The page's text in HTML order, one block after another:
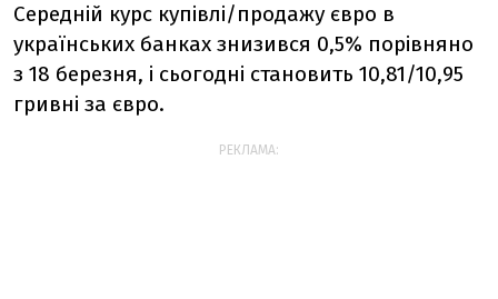
Середній курс купівлі/продажу євро в
українських банках знизився 0,5% порівняно
з 18 березня, і сьогодні становить 10,81/10,95
гривні за євро.
РЕКЛАМА: